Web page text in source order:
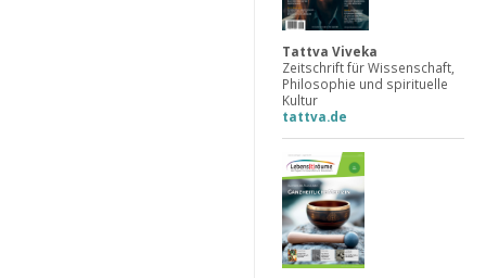
Tattva Viveka
Zeitschrift für Wissenschaft,
Philosophie und spirituelle
Kultur
tattva.de